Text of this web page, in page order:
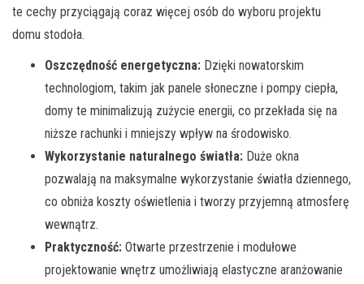
te cechy przyciągają coraz więcej osób do wyboru projektu
domu stodoła.
Oszczędność energetyczna: Dzięki nowatorskim
technologiom, takim jak panele słoneczne i pompy ciepła,
domy te minimalizują zużycie energii, co przekłada się na
niższe rachunki i mniejszy wpływ na środowisko.
Wykorzystanie naturalnego światła: Duże okna
pozwalają na maksymalne wykorzystanie światła dziennego,
co obniża koszty oświetlenia i tworzy przyjemną atmosferę
wewnątrz.
Praktyczność: Otwarte przestrzenie i modułowe
projektowanie wnętrz umożliwiają elastyczne aranżowanie